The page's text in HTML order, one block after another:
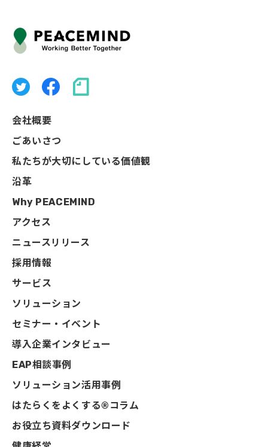
会社概要
ごあいさつ
私たちが大切にしている価値観
沿革
Why PEACEMIND
アクセス
ニュースリリース
採用情報
サービス
ソリューション
セミナー・イベント
導入企業インタビュー
EAP相談事例
ソリューション活用事例
はたらくをよくする®コラム
お役立ち資料ダウンロード